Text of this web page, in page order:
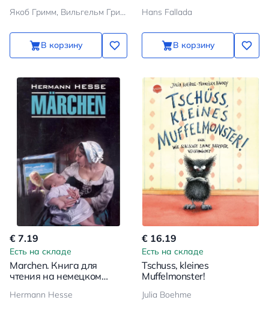
Якоб Гримм, Вильгельм Гримм
В корзину
Hans Fallada
В корзину
€ 7.19
Есть на складе
Marchen. Книга для
чтения на немецком
Hermann Hesse
€ 16.19
Есть на складе
Tschuss, kleines
Muffelmonster!
Julia Boehme